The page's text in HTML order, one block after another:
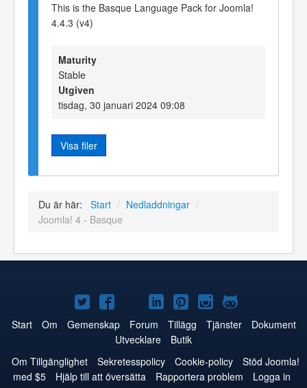
This is the Basque Language Pack for Joomla!
4.4.3 (v4)
Maturity
Stable
Utgiven
tisdag, 30 januari 2024 09:08
Visa filer
Du är här: Start / Nedladdningar /
Joomla! 4 - Basque
Joomla!
på
Twitter
Joomla!
på
Facebook
Joomla!
på
YouTube
Joomla!
på
LinkedIn
Joomla!
på
Pinterest
Joomla!
på
Joomla!
på
Start Om Gemenskap Forum Tillägg Tjänster
Dokument
Utvecklare
Butik
Om Tillgänglighet
Sekretesspolicy Cookie-policy
Stöd Joomla!
med $5
Hjälp till att översätta Rapportera problem Logga in